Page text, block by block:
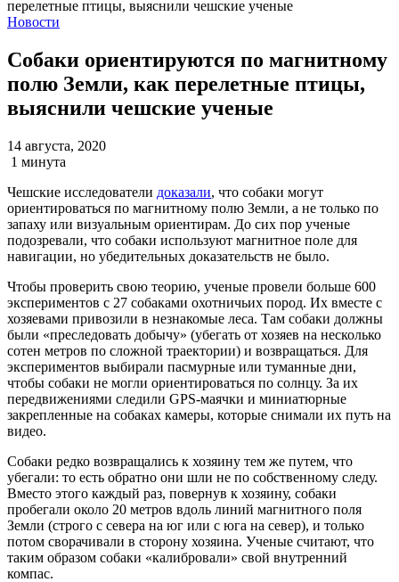
Новости
Собаки ориентируются по магнитному
полю Земли, как перелетные птицы,
выяснили чешские ученые
14 августа, 2020
1 минута
Чешские исследователи доказали, что собаки могут
ориентироваться по магнитному полю Земли, а не только по
запаху или визуальным ориентирам. До сих пор ученые
подозревали, что собаки используют магнитное поле для
навигации, но убедительных доказательств не было.
Чтобы проверить свою теорию, ученые провели больше 600
экспериментов с 27 собаками охотничьих пород. Их вместе с
хозяевами привозили в незнакомые леса. Там собаки должны
были «преследовать добычу» (убегать от хозяев на несколько
сотен метров по сложной траектории) и возвращаться. Для
экспериментов выбирали пасмурные или туманные дни,
чтобы собаки не могли ориентироваться по солнцу. За их
передвижениями следили GPS-маячки и миниатюрные
закрепленные на собаках камеры, которые снимали их путь на
видео.
Собаки редко возвращались к хозяину тем же путем, что
убегали: то есть обратно они шли не по собственному следу.
Вместо этого каждый раз, повернув к хозяину, собаки
пробегали около 20 метров вдоль линий магнитного поля
Земли (строго с севера на юг или с юга на север), и только
потом сворачивали в сторону хозяина. Ученые считают, что
таким образом собаки «калибровали» свой внутренний
компас.